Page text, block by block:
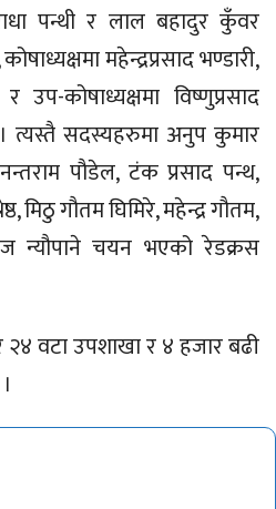
पन्थी र लाल बहादुर कुँवर
महेन्द्रप्रसाद भण्डारी,
उप-कोषाध्यक्षमा विष्णुप्रसाद
त्यस्तै सदस्यहरुमा अनुप कुमार
पौडेल, टंक प्रसाद पन्थ,
मिठु गौतम घिमिरे, महेन्द्र गौतम,
न्यौपाने चयन भएको रेडक्रस
वटा उपशाखा र ४ हजार बढी